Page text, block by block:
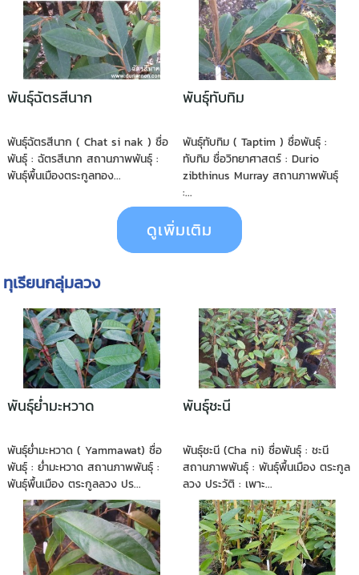
พันธุ์ฉัตรสีนาก
พันธุ์ฉัตรสีนาก ( Chat si nak ) ชื่อ
พันธุ์ : ฉัตรสีนาก สถานภาพพันธุ์ :
พันธุ์พื้นเมืองตระกูลทอง...
พันธุ์ทับทิม
พันธุ์ทับทิม ( Taptim ) ชื่อพันธุ์ :
ทับทิม ชื่อวิทยาศาสตร์ : Durio
zibthinus Murray สถานภาพพันธุ์
:...
ดูเพิ่มเติม
ทุเรียนกลุ่มลวง
พันธุ์ย่ำมะหวาด
พันธุ์ย่ำมะหวาด ( Yammawat) ชื่อ
พันธุ์ : ย่ำมะหวาด สถานภาพพันธุ์ :
พันธุ์พื้นเมือง ตระกูลลวง ปร...
พันธุ์ชะนี
พันธุ์ชะนี (Cha ni) ชื่อพันธุ์ : ชะนี
สถานภาพพันธุ์ : พันธุ์พื้นเมือง ตระกูล
ลวง ประวัติ : เพาะ...